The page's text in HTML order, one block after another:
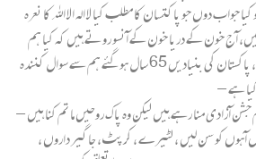
دوں جو پاکتسان کا مطلب کیا لا الہ الا الله کا نعرہ
آج خون کے دریا خون کے آنسو روتے ہیں کہ کیا ہم
بنجر پہاڑی میدانوں میں بہہ گئے ، پاکستان کی بنیادیں 65 سال ہو گئے ہم سے سوال کنندہ
ہے –
آزادی منا رہے ہیں لیکن وہ پاک روحیں ماتم کنا ہیں –
آہوں کو سن لیں ، لٹیرے ، کرپٹ ، جاگیر داروں ،